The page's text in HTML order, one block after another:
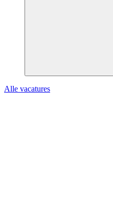
Alle vacatures